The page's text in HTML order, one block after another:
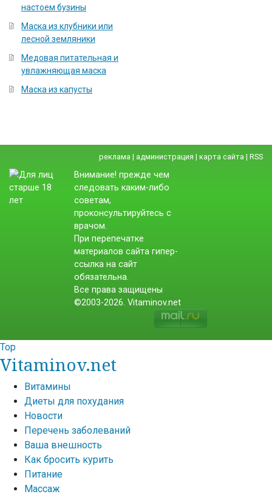
настоем бузины
Маска из клубники или
лесной земляники
Медовая питательная и
увлажняющая маска
Маска из капусты
реклама | администрация | карта сайта | RSS
Внимание! прежде чем
следовать каким-либо
советам,
проконсультируйтесь с
врачом.
При перепечатке
материалов сайта гипер-
ссылка на сайт
обязательна.
Все права защищены
©2003-2026. Vitaminov.net
Top
Vitaminov.net
Витамины
Диеты для похудания
Новости
Перечень заболеваний
Ваша внешность
Как бросить курить
Питание
Массаж